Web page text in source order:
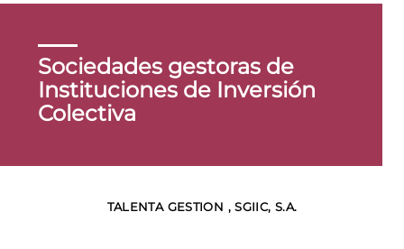
Sociedades gestoras de
Instituciones de Inversión
Colectiva
TALENTA GESTION , SGIIC, S.A.